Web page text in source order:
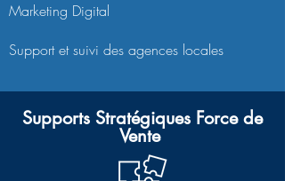
Marketing Digital
Support et suivi des agences locales
Supports Stratégiques Force de
Vente